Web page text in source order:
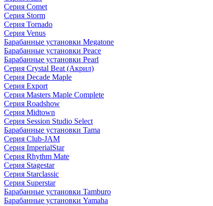
Серия Comet
Серия Storm
Серия Tornado
Серия Venus
Барабанные установки Megatone
Барабанные установки Peace
Барабанные установки Pearl
Серия Crystal Beat (Акрил)
Серия Decade Maple
Серия Export
Серия Masters Maple Complete
Серия Roadshow
Серия Midtown
Серия Session Studio Select
Барабанные установки Tama
Серия Club-JAM
Серия ImperialStar
Серия Rhythm Mate
Серия Stagestar
Серия Starclassic
Серия Superstar
Барабанные установки Tamburo
Барабанные установки Yamaha